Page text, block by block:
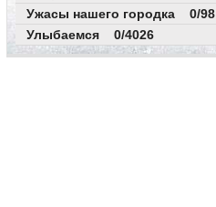
Ужасы нашего городка 0/98
Улыбаемся 0/4026